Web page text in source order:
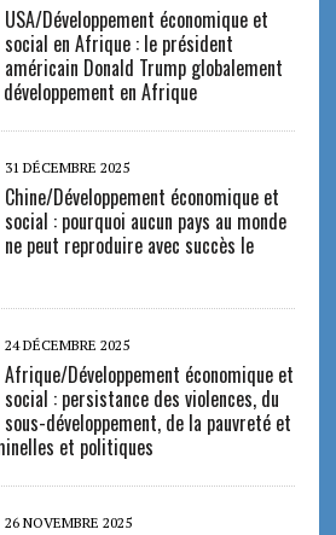
USA/Développement économique et
social en Afrique : le président
américain Donald Trump globalement
en Afrique
31 DÉCEMBRE 2025
Chine/Développement économique et
social : pourquoi aucun pays au monde
ne peut reproduire avec succès le
24 DÉCEMBRE 2025
Afrique/Développement économique et
social : persistance des violences, du
sous-développement, de la pauvreté et
et politiques
26 NOVEMBRE 2025